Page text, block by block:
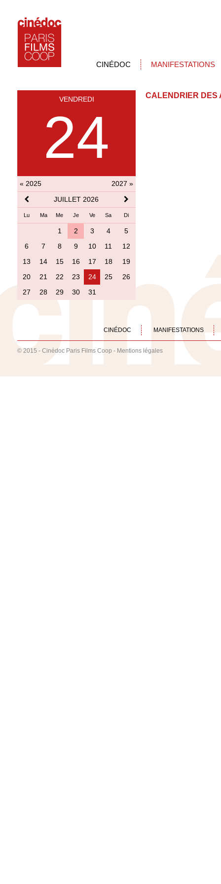
CINÉDOC MANIFESTATIONS
VENDREDI
24
« 2025
2027 »
JUILLET 2026
Lu Ma Me Je Ve Sa Di
1 2 3 4
5
6
7 8 9 10 11
12
13
14 15 16 17 18
19
20
21 22 23 24 25
26
27
28 29 30 31
CALENDRIER DES
CINÉDOC MANIFESTATIONS
© 2015 - Cinédoc Paris Films Coop - Mentions légales